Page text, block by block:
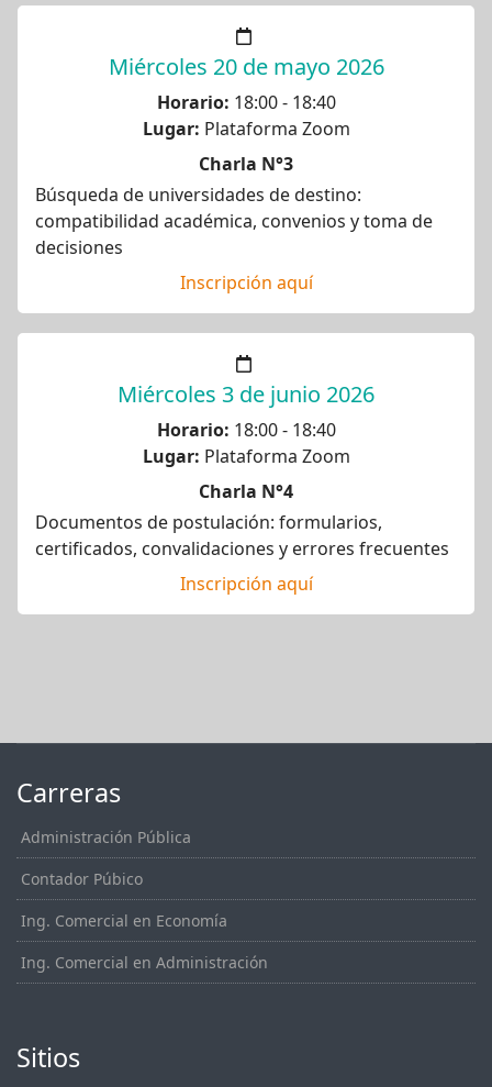
Miércoles 20 de mayo 2026
Horario: 18:00 - 18:40
Lugar: Plataforma Zoom
Charla N°3
Búsqueda de universidades de destino:
compatibilidad académica, convenios y toma de
decisiones
Inscripción aquí
Miércoles 3 de junio 2026
Horario: 18:00 - 18:40
Lugar: Plataforma Zoom
Charla N°4
Documentos de postulación: formularios,
certificados, convalidaciones y errores frecuentes
Inscripción aquí
Carreras
Administración Pública
Contador Púbico
Ing. Comercial en Economía
Ing. Comercial en Administración
Sitios